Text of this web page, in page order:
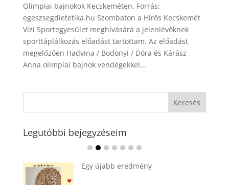
Olimpiai bajnokok Kecskeméten. Forrás:
egeszsegdietetika.hu Szombaton a Hírös Kecskemét
Vízi Sportegyesület meghívására a jelenlévőknek
sporttáplálkozás előadást tartottam. Az előadást
megelőzően Hadvina / Bodonyi / Dóra és Kárász
Anna olimpiai bajnok vendégekkel...
Legutóbbi bejegyzéseim
Ádvent 1. vasárnapja🌟